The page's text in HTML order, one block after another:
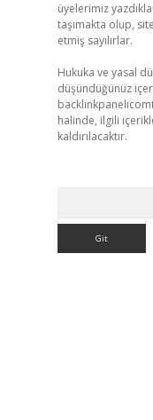
üyelerimiz
taşımakta olup,
etmiş sayılırlar.
Hukuka ve yasal
düşündüğünüz
halinde, ilgili
kaldırılacaktır.